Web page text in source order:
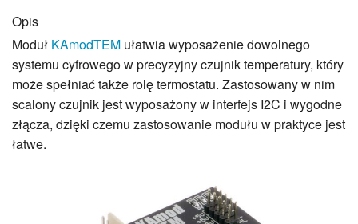
Opis
Moduł KAmodTEM ułatwia wyposażenie dowolnego
systemu cyfrowego w precyzyjny czujnik temperatury, który
może spełniać także rolę termostatu. Zastosowany w nim
scalony czujnik jest wyposażony w interfejs I2C i wygodne
złącza, dzięki czemu zastosowanie modułu w praktyce jest
łatwe.